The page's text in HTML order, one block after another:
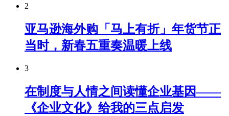
2
亚马逊海外购「马上有折」年货节正
当时，新春五重奏温暖上线
3
在制度与人情之间读懂企业基因——
《企业文化》给我的三点启发